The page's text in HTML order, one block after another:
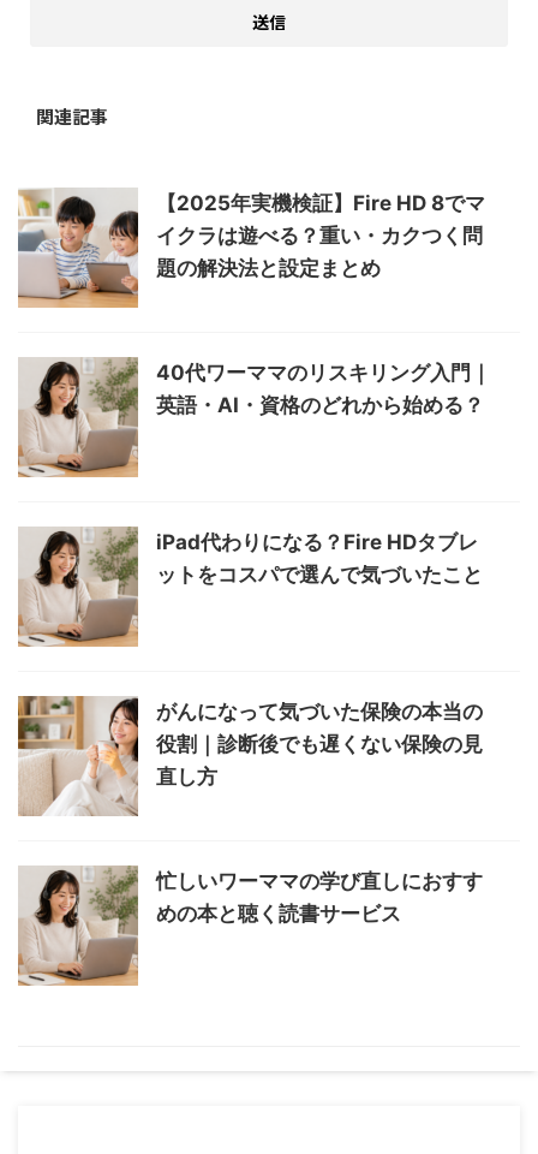
関連記事
【2025年実機検証】Fire HD 8でマ
イクラは遊べる？重い・カクつく問
題の解決法と設定まとめ
40代ワーママのリスキリング入門｜
英語・AI・資格のどれから始める？
iPad代わりになる？Fire HDタブレ
ットをコスパで選んで気づいたこと
がんになって気づいた保険の本当の
役割｜診断後でも遅くない保険の見
直し方
忙しいワーママの学び直しにおすす
めの本と聴く読書サービス